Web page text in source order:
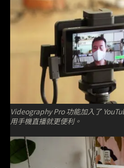
Videography Pro 功能加入了
用手機直播就更便利。